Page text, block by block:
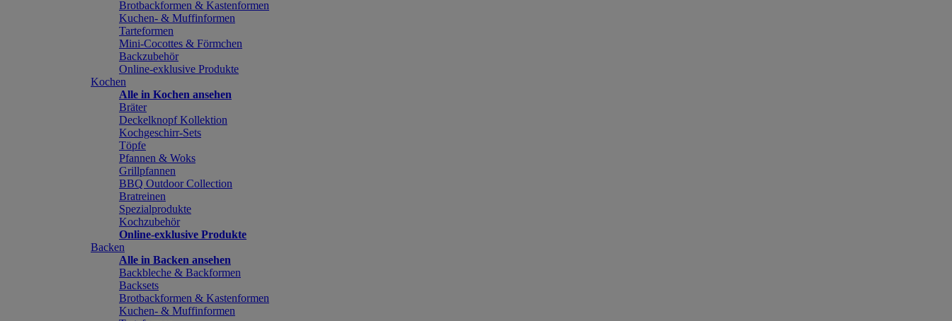
Brotbackformen & Kastenformen
Kuchen- & Muffinformen
Tarteformen
Mini-Cocottes & Förmchen
Backzubehör
Online-exklusive Produkte
Kochen
Alle in Kochen ansehen
Bräter
Deckelknopf Kollektion
Kochgeschirr-Sets
Töpfe
Pfannen & Woks
Grillpfannen
BBQ Outdoor Collection
Bratreinen
Spezialprodukte
Kochzubehör
Online-exklusive Produkte
Backen
Alle in Backen ansehen
Backbleche & Backformen
Backsets
Brotbackformen & Kastenformen
Kuchen- & Muffinformen